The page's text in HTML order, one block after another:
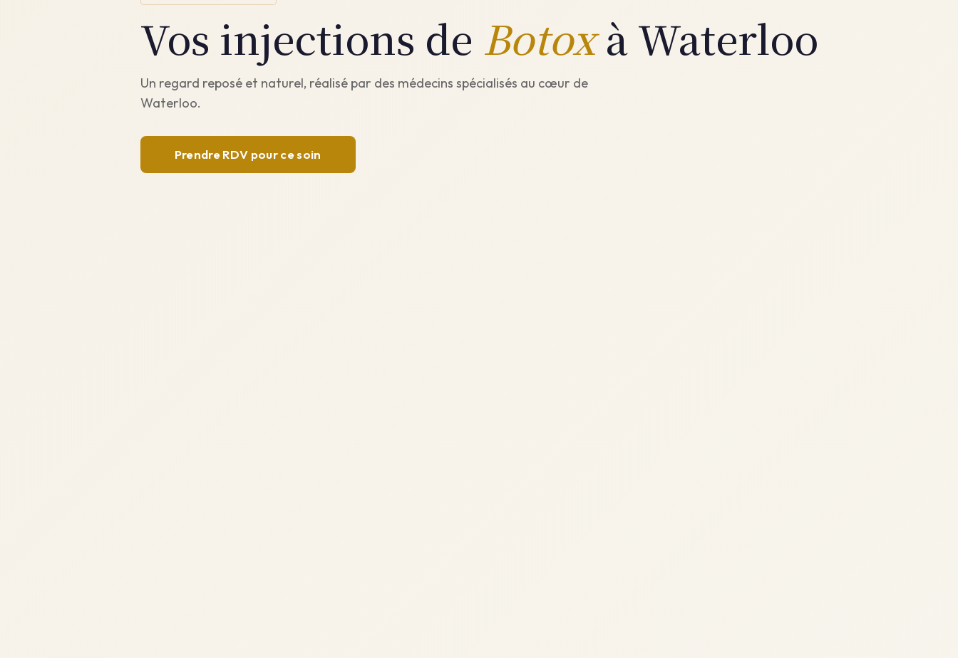
Vos injections de Botoxà Waterloo
Un regard reposé et naturel, réalisé par des médecins spécialisés au cœur de
Waterloo.
Prendre RDV pour ce soin